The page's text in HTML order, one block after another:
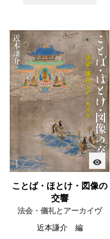
visibility
ことば・ほとけ・図像の
交響
法会・儀礼とアーカイヴ
近本謙介 編